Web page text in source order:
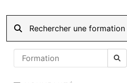
Rechercher une formation